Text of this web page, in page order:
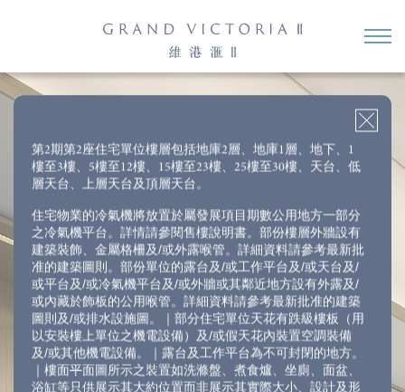
3房1套＋儲物房（開放式廚房）
3房1套＋多功能房連洗手間
第2座18樓A室
*
第2期第2座住宅單位樓層包括地庫2層、地庫1層、地下、1
樓至3樓、5樓至12樓、15樓至23樓、25樓至30樓、天台、低
層天台、上層天台及頂層天台。
住宅物業的冷氣機將放置於屬發展項目期數公用地方一部分
之冷氣機平台。詳情請參閱售樓說明書。部份樓層外牆設有
建築裝飾、金屬格柵及/或外露喉管。詳細資料請參考最新批
准的建築圖則。部份單位的露台及/或工作平台及/或天台及/
或平台及/或冷氣機平台及/或外牆或其鄰近地方設有外露及/
或內藏於飾板的公用喉管。詳細資料請參考最新批准的建築
圖則及/或排水設施圖。｜部分住宅單位天花有跌級樓板（用
以安裝樓上單位之機電設備）及/或假天花內裝置空調裝備
及/或其他機電設備。｜露台及工作平台為不可封閉的地方。
｜樓面平面圖所示之裝置如洗滌盤、煮食爐、坐廁、面盆、
浴缸等只供展示其大約位置而非展示其實際大小、設計及形